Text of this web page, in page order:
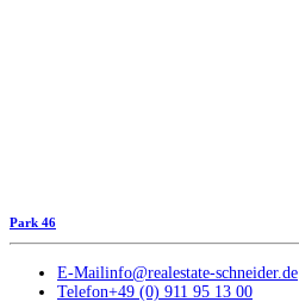
Park 46
E-Mailinfo@realestate-schneider.de
Telefon+49 (0) 911 95 13 00